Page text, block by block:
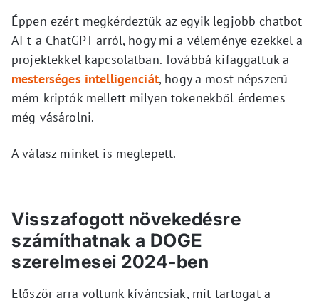
Éppen ezért megkérdeztük az egyik legjobb chatbot
AI-t a ChatGPT arról, hogy mi a véleménye ezekkel a
projektekkel kapcsolatban. Továbbá kifaggattuk a
mesterséges intelligenciát, hogy a most népszerű
mém kriptók mellett milyen tokenekből érdemes
még vásárolni.
A válasz minket is meglepett.
Visszafogott növekedésre
számíthatnak a DOGE
szerelmesei 2024-ben
Először arra voltunk kíváncsiak, mit tartogat a